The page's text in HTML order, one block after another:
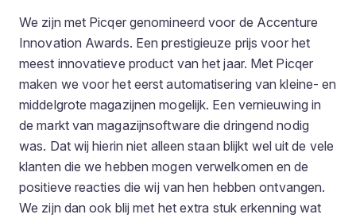
We zijn met Picqer genomineerd voor de Accenture
Innovation Awards. Een prestigieuze prijs voor het
meest innovatieve product van het jaar. Met Picqer
maken we voor het eerst automatisering van kleine- en
middelgrote magazijnen mogelijk. Een vernieuwing in
de markt van magazijnsoftware die dringend nodig
was. Dat wij hierin niet alleen staan blijkt wel uit de vele
klanten die we hebben mogen verwelkomen en de
positieve reacties die wij van hen hebben ontvangen.
We zijn dan ook blij met het extra stuk erkenning wat